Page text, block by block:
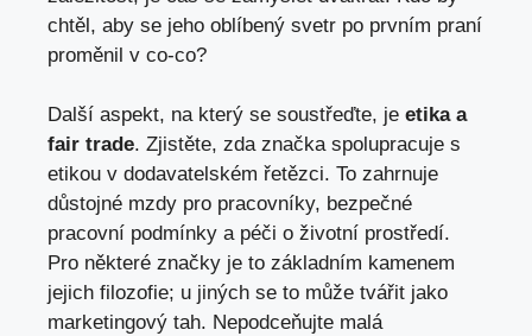
chtěl, aby se jeho oblíbený svetr po prvním praní
proměnil v co-co?
Další aspekt, na který se soustřeďte, je etika a
fair trade. Zjistěte, zda značka spolupracuje s
etikou v dodavatelském řetězci. To zahrnuje
důstojné mzdy pro pracovníky, bezpečné
pracovní podmínky a péči o životní prostředí.
Pro některé značky je to základním kamenem
jejich filozofie; u jiných se to může tvářit jako
marketingový tah. Nepodceňujte malá